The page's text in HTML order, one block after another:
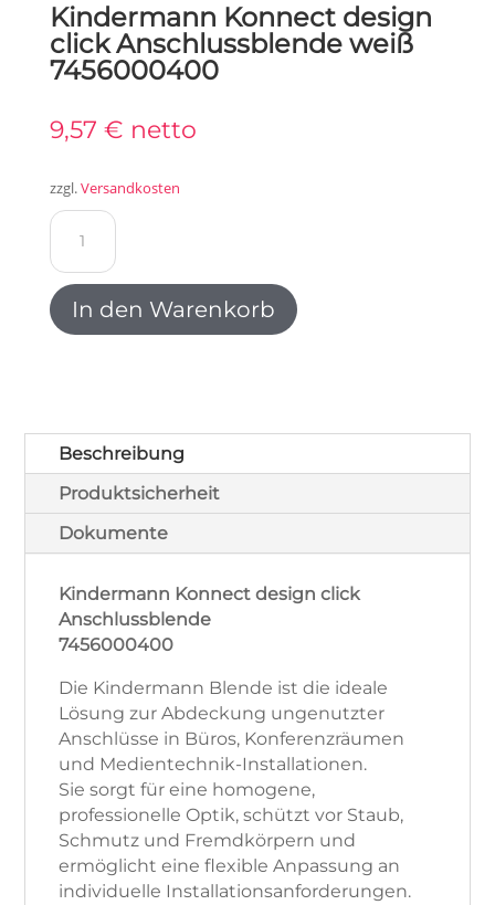
Kindermann Konnect design
click Anschlussblende weiß
7456000400
9,57 € netto
zzgl.Versandkosten
Kindermann
Konnect
design
click
Anschlussblende
In den Warenkorb
Beschreibung
Produktsicherheit
Dokumente
Kindermann Konnect design click
Anschlussblende
7456000400
Die Kindermann Blende ist die ideale
Lösung zur Abdeckung ungenutzter
Anschlüsse in Büros, Konferenzräumen
und Medientechnik-Installationen.
Sie sorgt für eine homogene,
professionelle Optik, schützt vor Staub,
Schmutz und Fremdkörpern und
ermöglicht eine flexible Anpassung an
individuelle Installationsanforderungen.